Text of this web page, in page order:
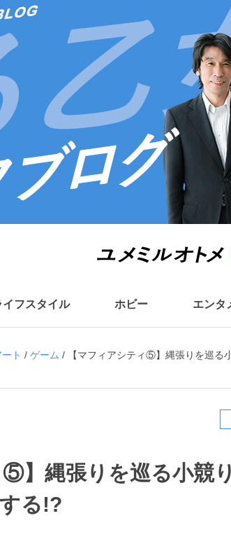
イフスタイル ホビー エンタ
ト / ゲーム / 【マフィアシティ⑤】縄張りを巡る
⑤】縄張りを巡る小競
る!?